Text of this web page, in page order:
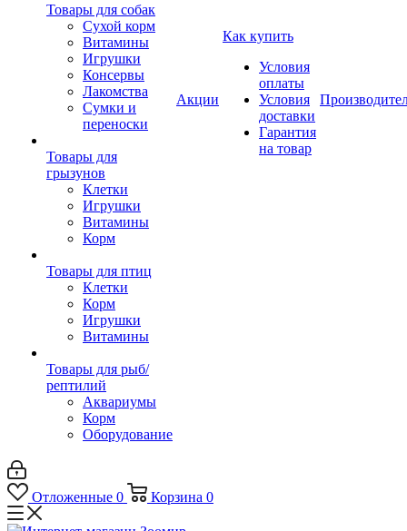
Товары для собак
Cухой корм
Витамины
Игрушки
Консервы
Лакомства
Сумки и
переноски
Товары для
грызунов
Клетки
Игрушки
Витамины
Корм
Товары для птиц
Клетки
Корм
Игрушки
Витамины
Товары для рыб/
рептилий
Аквариумы
Корм
Оборудование
Акции
Как купить
Условия
оплаты
Условия
доставки
Гарантия
на товар
Отложенные 0 Корзина 0